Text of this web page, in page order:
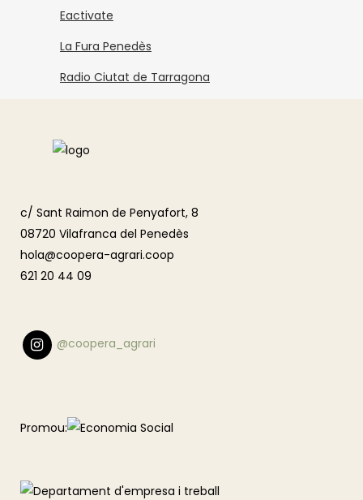
Eactivate
La Fura Penedès
Radio Ciutat de Tarragona
c/ Sant Raimon de Penyafort, 8
08720 Vilafranca del Penedès
hola@coopera-agrari.coop
621 20 44 09
@coopera_agrari
Promou: